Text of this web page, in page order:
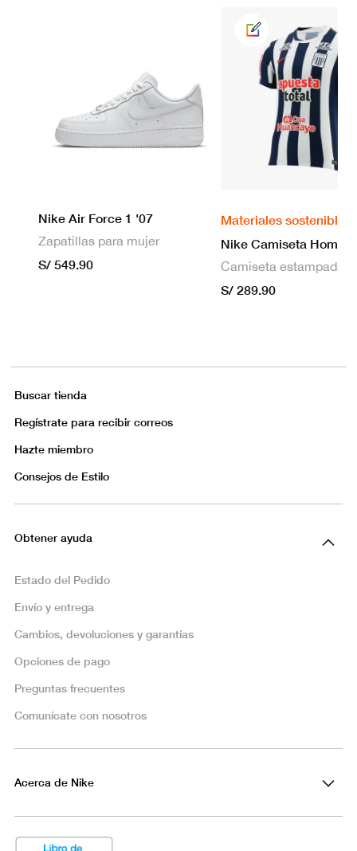
Nike Air Force 1 '07
Zapatillas para mujer
S/ 549.90
Materiales sostenibles
S/ 289.90
Buscar tienda
Regístrate para recibir correos
Hazte miembro
Consejos de Estilo
Obtener ayuda
Estado del Pedido
Envío y entrega
Cambios, devoluciones y garantías
Opciones de pago
Preguntas frecuentes
Comunícate con nosotros
Acerca de Nike